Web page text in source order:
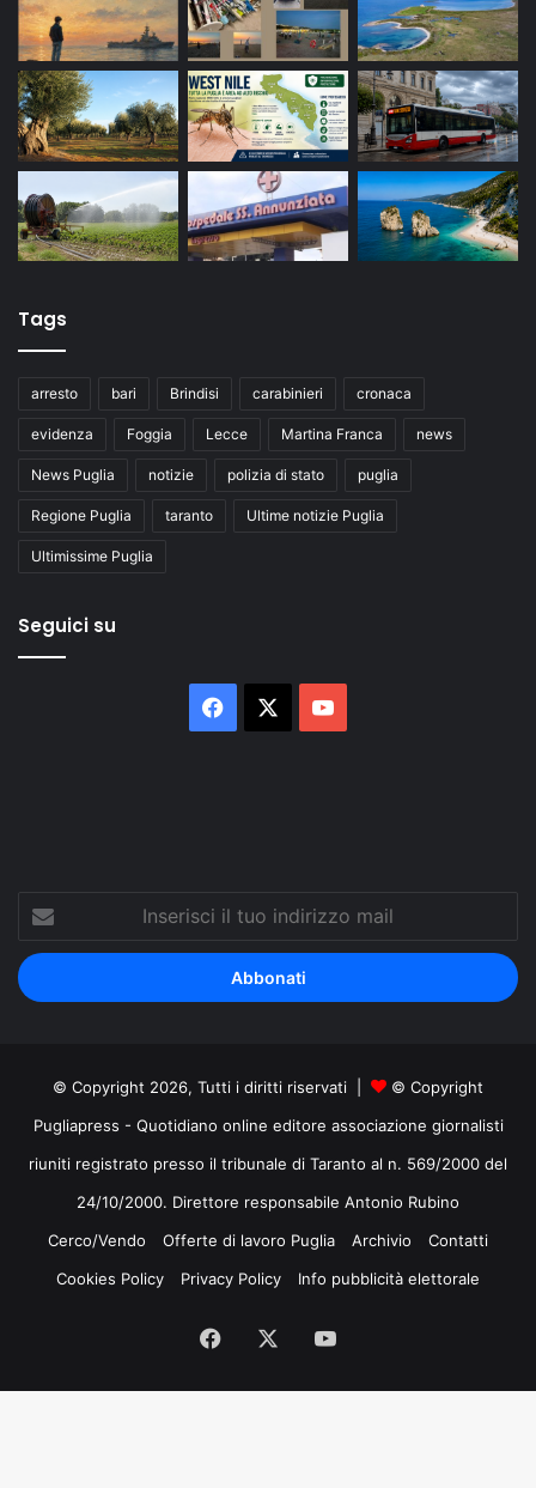
Tags
arresto bari Brindisi carabinieri cronaca
evidenza Foggia Lecce Martina Franca news
News Puglia notizie polizia di stato puglia
Regione Puglia taranto Ultime notizie Puglia
Ultimissime Puglia
Seguici su
Facebook
Inserisci
tuo
indirizzo
mail
© Copyright 2026, Tutti i diritti riservati |
© Copyright
Pugliapress - Quotidiano online editore associazione giornalisti
riuniti registrato presso il tribunale di Taranto al n. 569/2000 del
24/10/2000. Direttore responsabile Antonio Rubino
Cerco/Vendo
Offerte di lavoro Puglia Archivio
Contatti
Cookies Policy
Privacy Policy Info pubblicità elettorale
Facebook
Tube